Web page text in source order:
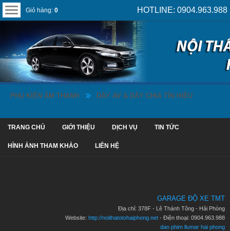
Giỏ hàng: 0 HOTLINE: 0904.963.988
PHỤ KIỆN ÂM THANH DÂY AV & DÂY CHIA TÍN HIỆU
TRANG CHỦ GIỚI THIỆU DỊCH VỤ TIN TỨC
HÌNH ẢNH THAM KHẢO LIÊN HỆ
GARAGE ĐỘ XE TMT
Địa chỉ: 378F - Lê Thánh Tông - Hải Phòng
Website: http://noithatotohaiphong.net - Điện thoại: 0904.963.988
dan phim llumar hai phong